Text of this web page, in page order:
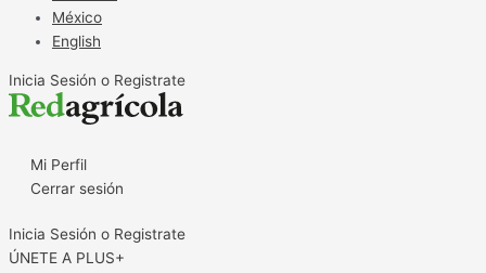
México
English
Inicia Sesión o Registrate
Mi Perfil
Cerrar sesión
Inicia Sesión o Registrate
ÚNETE A PLUS+